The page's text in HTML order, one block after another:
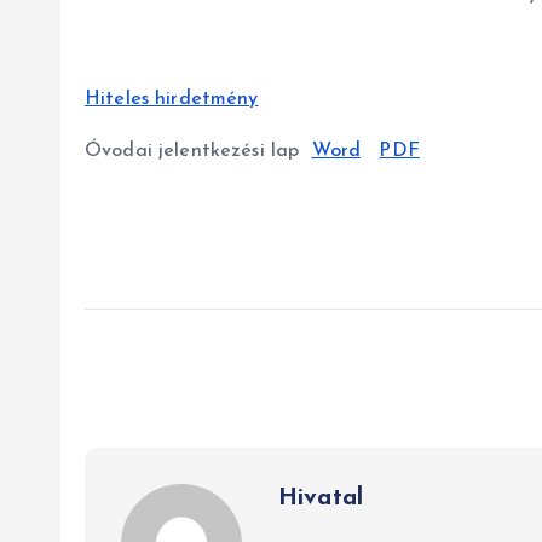
Hiteles hirdetmény
Óvodai jelentkezési lap Word PDF
Hivatal